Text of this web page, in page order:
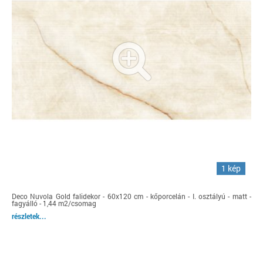
1 kép
Deco Nuvola Gold falidekor - 60x120 cm - kőporcelán - I. osztályú - matt -
fagyálló - 1,44 m2/csomag
részletek...